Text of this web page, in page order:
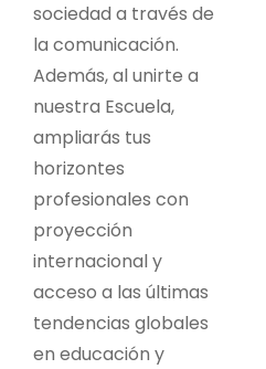
sociedad a través de
la comunicación.
Además, al unirte a
nuestra Escuela,
ampliarás tus
horizontes
profesionales con
proyección
internacional y
acceso a las últimas
tendencias globales
en educación y